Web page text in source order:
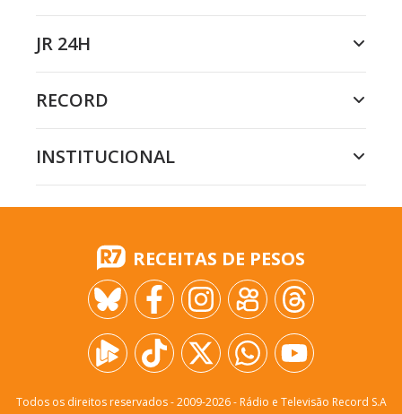
JR 24H
RECORD
INSTITUCIONAL
RECEITAS DE PESOS
Todos os direitos reservados - 2009-2026- Rádio e Televisão Record S.A